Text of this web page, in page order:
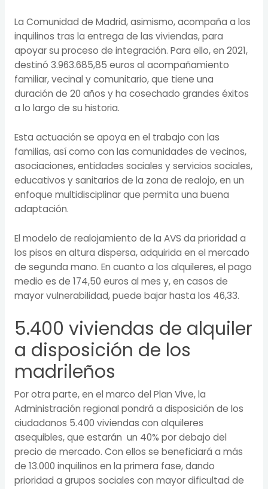
La Comunidad de Madrid, asimismo, acompaña a los
inquilinos tras la entrega de las viviendas, para
apoyar su proceso de integración. Para ello, en 2021,
destinó 3.963.685,85 euros al acompañamiento
familiar, vecinal y comunitario, que tiene una
duración de 20 años y ha cosechado grandes éxitos
a lo largo de su historia.
Esta actuación se apoya en el trabajo con las
familias, así como con las comunidades de vecinos,
asociaciones, entidades sociales y servicios sociales,
educativos y sanitarios de la zona de realojo, en un
enfoque multidisciplinar que permita una buena
adaptación.
El modelo de realojamiento de la AVS da prioridad a
los pisos en altura dispersa, adquirida en el mercado
de segunda mano. En cuanto a los alquileres, el pago
medio es de 174,50 euros al mes y, en casos de
mayor vulnerabilidad, puede bajar hasta los 46,33.
5.400 viviendas de alquiler
a disposición de los
madrileños
Por otra parte, en el marco del Plan Vive, la
Administración regional pondrá a disposición de los
ciudadanos 5.400 viviendas con alquileres
asequibles, que estarán un 40% por debajo del
precio de mercado. Con ellos se beneficiará a más
de 13.000 inquilinos en la primera fase, dando
prioridad a grupos sociales con mayor dificultad de